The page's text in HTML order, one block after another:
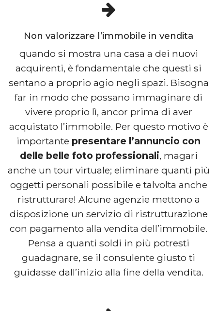
Non valorizzare l’immobile in vendita
quando si mostra una casa a dei nuovi
acquirenti, è fondamentale che questi si
sentano a proprio agio negli spazi. Bisogna
far in modo che possano immaginare di
vivere proprio lì, ancor prima di aver
acquistato l’immobile. Per questo motivo è
importante presentare l’annuncio con
delle belle foto professionali, magari
anche un tour virtuale; eliminare quanti più
oggetti personali possibile e talvolta anche
ristrutturare! Alcune agenzie mettono a
disposizione un servizio di ristrutturazione
con pagamento alla vendita dell’immobile.
Pensa a quanti soldi in più potresti
guadagnare, se il consulente giusto ti
guidasse dall’inizio alla fine della vendita.